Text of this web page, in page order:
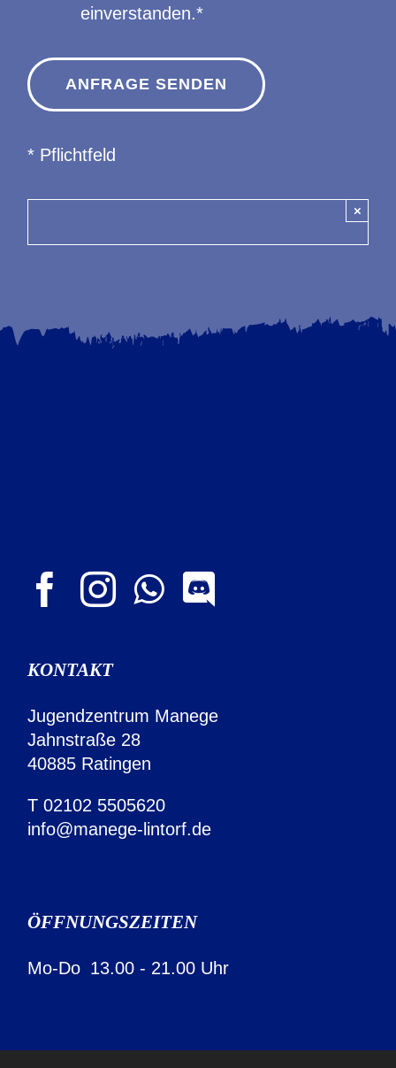
einverstanden.*
* Pflichtfeld
×
KONTAKT
Jugendzentrum Manege
Jahnstraße 28
40885 Ratingen
T02102 5505620
info@manege-lintorf.de
ÖFFNUNGSZEITEN
Mo-Do 13.00 - 21.00 Uhr